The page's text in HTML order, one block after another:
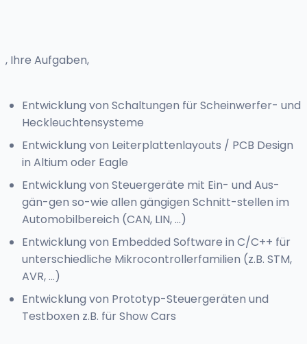
, Ihre Aufgaben,
Entwicklung von Schaltungen für Scheinwerfer- und
Heckleuchtensysteme
Entwicklung von Leiterplattenlayouts / PCB Design
in Altium oder Eagle
Entwicklung von Steuergeräte mit Ein- und Aus-
gän-gen so-wie allen gängigen Schnitt-stellen im
Automobilbereich (CAN, LIN, …)
Entwicklung von Embedded Software in C/C++ für
unterschiedliche Mikrocontrollerfamilien (z.B. STM,
AVR, …)
Entwicklung von Prototyp-Steuergeräten und
Testboxen z.B. für Show Cars